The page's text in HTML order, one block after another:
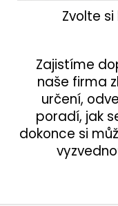
Zvolte
Zajistíme
naše firma
určení,
poradí, jak
dokonce si